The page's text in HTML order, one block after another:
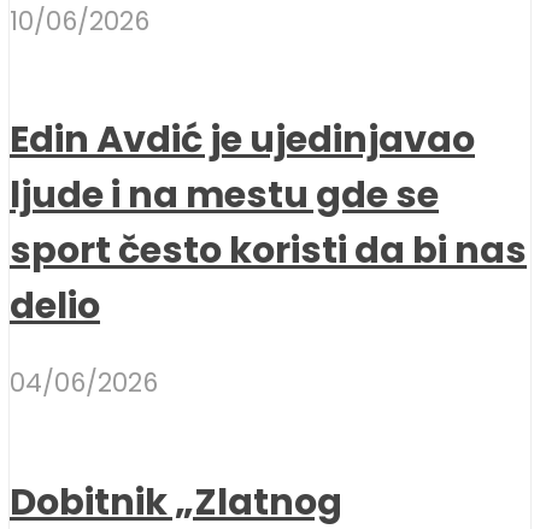
10/06/2026
Edin Avdić je ujedinjavao
ljude i na mestu gde se
sport često koristi da bi nas
delio
04/06/2026
Dobitnik „Zlatnog